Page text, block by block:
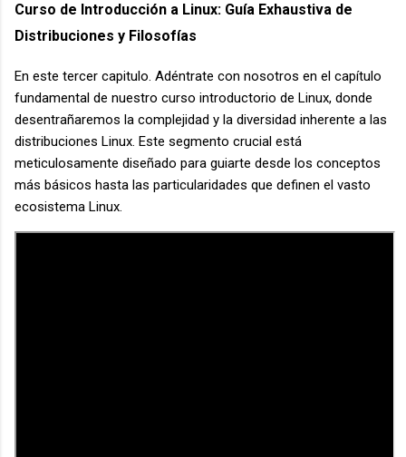
Curso de Introducción a Linux: Guía Exhaustiva de
Distribuciones y Filosofías
En este tercer capitulo. Adéntrate con nosotros en el capítulo
fundamental de nuestro curso introductorio de Linux, donde
desentrañaremos la complejidad y la diversidad inherente a las
distribuciones Linux. Este segmento crucial está
meticulosamente diseñado para guiarte desde los conceptos
más básicos hasta las particularidades que definen el vasto
ecosistema Linux.